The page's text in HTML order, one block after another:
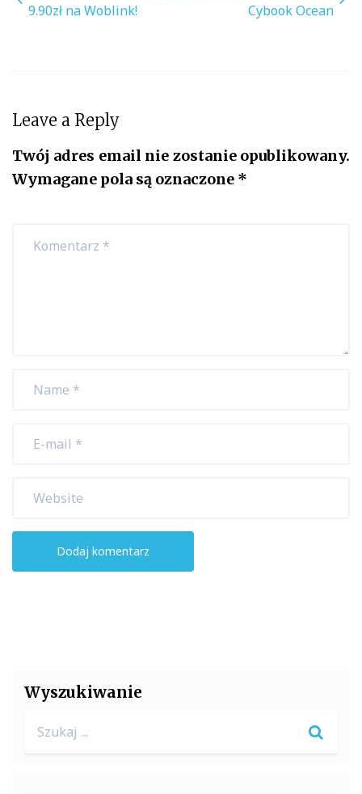
wpisu
9.90zł na Woblink!
Cybook Ocean
Leave a Reply
Twój adres email nie zostanie opublikowany.
Wymagane pola są oznaczone *
Wyszukiwanie
for: